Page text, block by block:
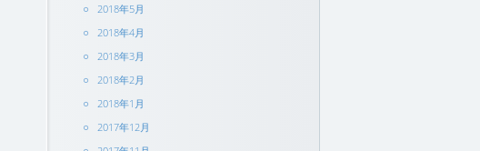
2018年5月
2018年4月
2018年3月
2018年2月
2018年1月
2017年12月